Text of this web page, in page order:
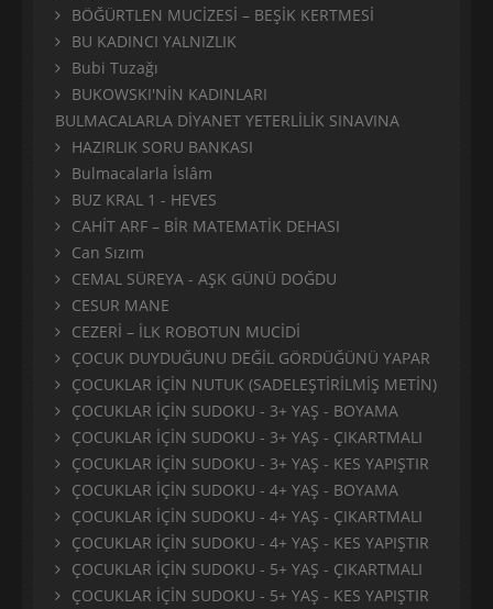
BÖĞÜRTLEN MUCİZESİ – BEŞİK KERTMESİ
BU KADINCI YALNIZLIK
Bubi Tuzağı
BUKOWSKI'NİN KADINLARI
BULMACALARLA DİYANET YETERLİLİK SINAVINA
HAZIRLIK SORU BANKASI
Bulmacalarla İslâm
BUZ KRAL 1 - HEVES
CAHİT ARF – BİR MATEMATİK DEHASI
Can Sızım
CEMAL SÜREYA - AŞK GÜNÜ DOĞDU
CESUR MANE
CEZERİ – İLK ROBOTUN MUCİDİ
ÇOCUK DUYDUĞUNU DEĞİL GÖRDÜĞÜNÜ YAPAR
ÇOCUKLAR İÇİN NUTUK (SADELEŞTİRİLMİŞ METİN)
ÇOCUKLAR İÇİN SUDOKU - 3+ YAŞ - BOYAMA
ÇOCUKLAR İÇİN SUDOKU - 3+ YAŞ - ÇIKARTMALI
ÇOCUKLAR İÇİN SUDOKU - 3+ YAŞ - KES YAPIŞTIR
ÇOCUKLAR İÇİN SUDOKU - 4+ YAŞ - BOYAMA
ÇOCUKLAR İÇİN SUDOKU - 4+ YAŞ - ÇIKARTMALI
ÇOCUKLAR İÇİN SUDOKU - 4+ YAŞ - KES YAPIŞTIR
ÇOCUKLAR İÇİN SUDOKU - 5+ YAŞ - ÇIKARTMALI
ÇOCUKLAR İÇİN SUDOKU - 5+ YAŞ - KES YAPIŞTIR